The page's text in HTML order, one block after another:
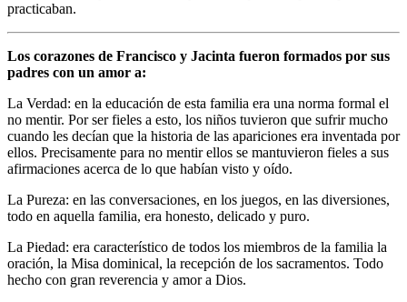
practicaban.
Los corazones de Francisco y Jacinta fueron formados por sus
padres con un amor a:
La Verdad: en la educación de esta familia era una norma formal el
no mentir. Por ser fieles a esto, los niños tuvieron que sufrir mucho
cuando les decían que la historia de las apariciones era inventada por
ellos. Precisamente para no mentir ellos se mantuvieron fieles a sus
afirmaciones acerca de lo que habían visto y oído.
La Pureza: en las conversaciones, en los juegos, en las diversiones,
todo en aquella familia, era honesto, delicado y puro.
La Piedad: era característico de todos los miembros de la familia la
oración, la Misa dominical, la recepción de los sacramentos. Todo
hecho con gran reverencia y amor a Dios.